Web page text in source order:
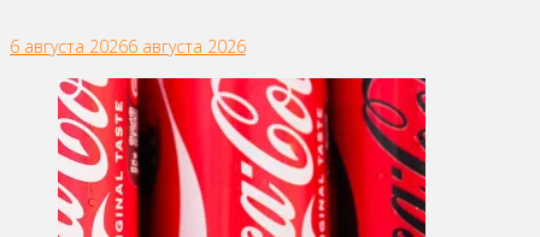
6 августа 20266 августа 2026